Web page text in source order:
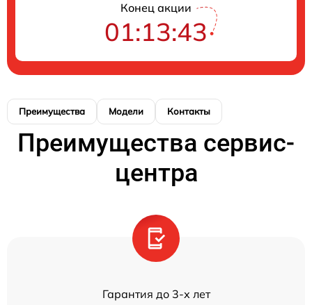
Конец акции
01:13:43
Преимущества Модели Контакты
Преимущества сервис-
центра
Гарантия до 3-х лет